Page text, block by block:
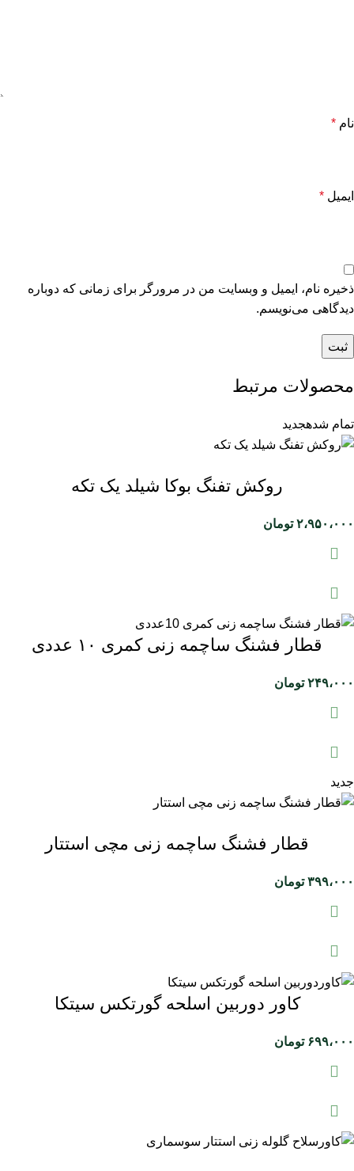
نام *
ایمیل *
ذخیره نام، ایمیل و وبسایت من در مرورگر برای زمانی که دوباره
دیدگاهی می‌نویسم.
محصولات مرتبط
تمام شدهجدید
روکش تفنگ بوکا شیلد یک تکه
۲،۹۵۰،۰۰۰ تومان
قطار فشنگ ساچمه زنی کمری ۱۰ عددی
۲۴۹،۰۰۰ تومان
جدید
قطار فشنگ ساچمه زنی مچی استتار
۳۹۹،۰۰۰ تومان
کاور دوربین اسلحه گورتکس سیتکا
۶۹۹،۰۰۰ تومان